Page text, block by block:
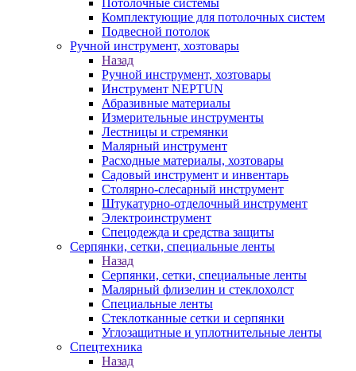
Комплектующие для потолочных систем
Подвесной потолок
Ручной инструмент, хозтовары
Назад
Ручной инструмент, хозтовары
Инструмент NEPTUN
Абразивные материалы
Измерительные инструменты
Лестницы и стремянки
Малярный инструмент
Расходные материалы, хозтовары
Садовый инструмент и инвентарь
Столярно-слесарный инструмент
Штукатурно-отделочный инструмент
Электроинструмент
Спецодежда и средства защиты
Серпянки, сетки, специальные ленты
Назад
Серпянки, сетки, специальные ленты
Малярный флизелин и стеклохолст
Специальные ленты
Стеклотканные сетки и серпянки
Углозащитные и уплотнительные ленты
Спецтехника
Назад